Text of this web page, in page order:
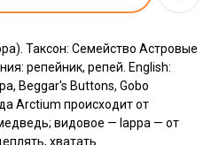
Таксон: Семейство Астровые
репейник, репей. English:
Beggar's Buttons, Gobo
Arctium происходит от
видовое — lappa — от
хватать.